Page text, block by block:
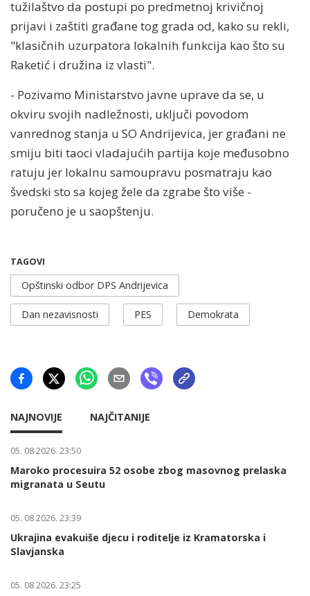
tužilaštvo da postupi po predmetnoj krivičnoj
prijavi i zaštiti građane tog grada od, kako su rekli,
"klasičnih uzurpatora lokalnih funkcija kao što su
Raketić i družina iz vlasti".
- Pozivamo Ministarstvo javne uprave da se, u
okviru svojih nadležnosti, uključi povodom
vanrednog stanja u SO Andrijevica, jer građani ne
smiju biti taoci vladajućih partija koje međusobno
ratuju jer lokalnu samoupravu posmatraju kao
švedski sto sa kojeg žele da zgrabe što više -
poručeno je u saopštenju.
TAGOVI
Opštinski odbor DPS Andrijevica
Dan nezavisnosti PES Demokrata
NAJNOVIJE NAJČITANIJE
05. 08 2026. 23:50
Maroko procesuira 52 osobe zbog masovnog prelaska
migranata u Seutu
05. 08 2026. 23:39
Ukrajina evakuiše djecu i roditelje iz Kramatorska i
Slavjanska
05. 08 2026. 23:25